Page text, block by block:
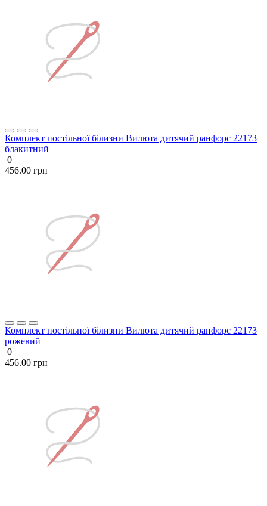
Комплект постільної білизни Вилюта дитячий ранфорс 22173
блакитний
0
456.00 грн
Комплект постільної білизни Вилюта дитячий ранфорс 22173
рожевий
0
456.00 грн